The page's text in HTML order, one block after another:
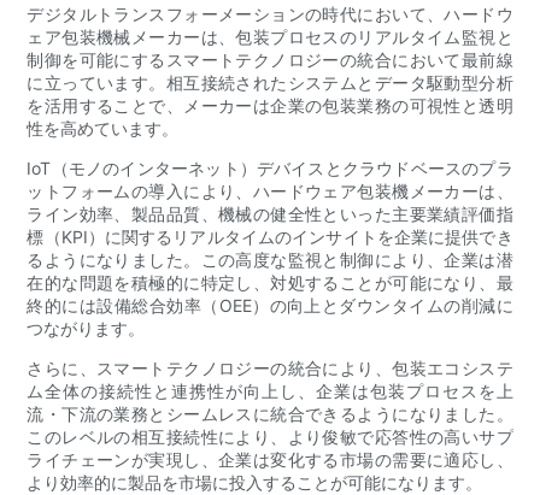
デジタルトランスフォーメーションの時代において、ハードウ
ェア包装機械メーカーは、包装プロセスのリアルタイム監視と
制御を可能にするスマートテクノロジーの統合において最前線
に立っています。相互接続されたシステムとデータ駆動型分析
を活用することで、メーカーは企業の包装業務の可視性と透明
性を高めています。
IoT（モノのインターネット）デバイスとクラウドベースのプラ
ットフォームの導入により、ハードウェア包装機メーカーは、
ライン効率、製品品質、機械の健全性といった主要業績評価指
標（KPI）に関するリアルタイムのインサイトを企業に提供でき
るようになりました。この高度な監視と制御により、企業は潜
在的な問題を積極的に特定し、対処することが可能になり、最
終的には設備総合効率（OEE）の向上とダウンタイムの削減に
つながります。
さらに、スマートテクノロジーの統合により、包装エコシステ
ム全体の接続性と連携性が向上し、企業は包装プロセスを上
流・下流の業務とシームレスに統合できるようになりました。
このレベルの相互接続性により、より俊敏で応答性の高いサプ
ライチェーンが実現し、企業は変化する市場の需要に適応し、
より効率的に製品を市場に投入することが可能になります。